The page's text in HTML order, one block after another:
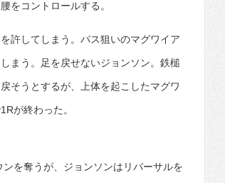
をコントロールする。
許してしまう。パス狙いのマグワイア
まう。足を戻せないジョンソン。鉄槌
そうとするが、上体を起こしたマグワ
が終わった。
を奪うが、ジョンソンはリバーサルを